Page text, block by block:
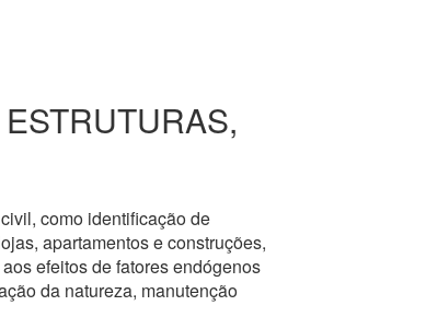
como identificação de
apartamentos e construções,
efeitos de fatores endógenos
da natureza, manutenção